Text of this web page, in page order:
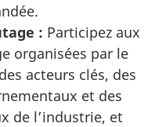
: Participez aux
organisées par le
acteurs clés, des
et des
de l’industrie, et